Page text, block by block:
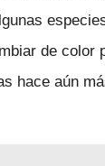
de color
hace aún